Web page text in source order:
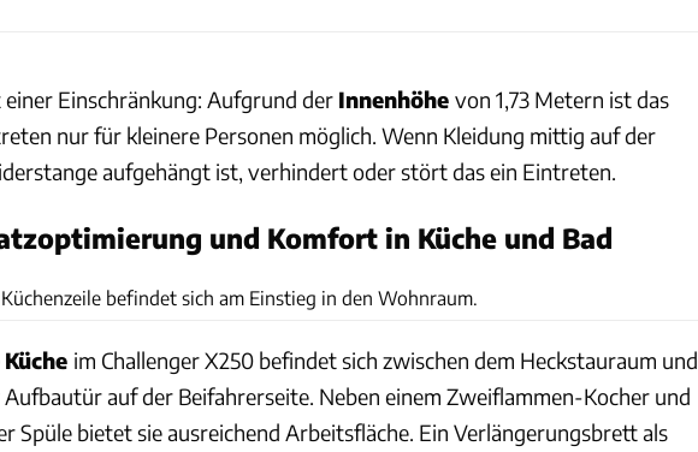
Einschränkung: Aufgrund der Innenhöhe von 1,73 Metern ist das
nur für kleinere Personen möglich. Wenn Kleidung mittig auf der
aufgehängt ist, verhindert oder stört das ein Eintreten.
und Komfort in Küche und BadAndreas Becker
befindet sich am Einstieg in den Wohnraum.
Küche im Challenger X250 befindet sich zwischen dem Heckstauraum und
auf der Beifahrerseite. Neben einem Zweiflammen-Kocher und
Spüle bietet sie ausreichend Arbeitsfläche. Ein Verlängerungsbrett als